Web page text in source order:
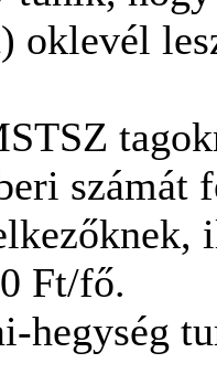
oklevél
számát
Ft/fő.
hegység